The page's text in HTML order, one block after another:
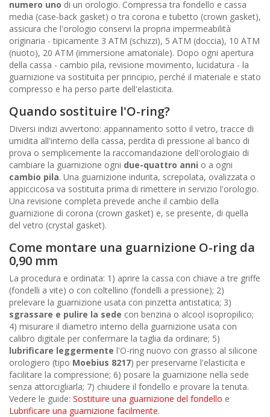
numero uno di un orologio. Compressa tra fondello e cassa
media (case-back gasket) o tra corona e tubetto (crown gasket),
assicura che l'orologio conservi la propria impermeabilità
originaria - tipicamente 3 ATM (schizzi), 5 ATM (doccia), 10 ATM
(nuoto), 20 ATM (immersione amatoriale). Dopo ogni apertura
della cassa - cambio pila, revisione movimento, lucidatura - la
guarnizione va sostituita per principio, perché il materiale e stato
compresso e ha perso parte dell'elasticita.
Quando sostituire l'O-ring?
Diversi indizi avvertono: appannamento sotto il vetro, tracce di
umidita all'interno della cassa, perdita di pressione al banco di
prova o semplicemente la raccomandazione dell'orologiaio di
cambiare la guarnizione ogni due-quattro anni o a ogni
cambio pila. Una guarnizione indurita, screpolata, ovalizzata o
appiccicosa va sostituita prima di rimettere in servizio l'orologio.
Una revisione completa prevede anche il cambio della
guarnizione di corona (crown gasket) e, se presente, di quella
del vetro (crystal gasket).
Come montare una guarnizione O-ring da
0,90 mm
La procedura e ordinata: 1) aprire la cassa con chiave a tre griffe
(fondelli a vite) o con coltellino (fondelli a pressione); 2)
prelevare la guarnizione usata con pinzetta antistatica; 3)
sgrassare e pulire la sede con benzina o alcool isopropilico;
4) misurare il diametro interno della guarnizione usata con
calibro digitale per confermare la taglia da ordinare; 5)
lubrificare leggermente l'O-ring nuovo con grasso al silicone
orologiero (tipo Moebius 8217) per preservarne l'elasticita e
facilitare la compressione; 6) posare la guarnizione nella sede
senza attorcigliarla; 7) chiudere il fondello e provare la tenuta.
Vedere le guide: Sostituire una guarnizione del fondello e
Lubrificare una guarnizione facilmente.